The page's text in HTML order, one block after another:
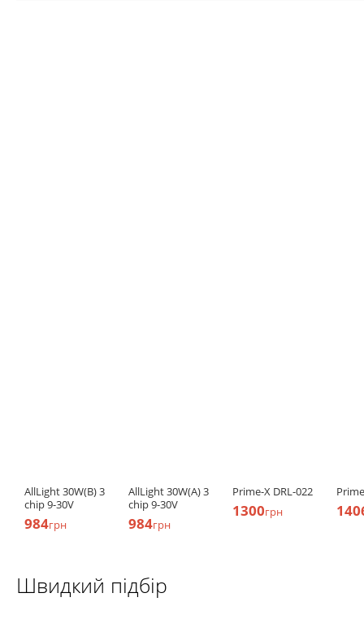
AllLight 30W(B) 3
chip 9-30V
984грн
AllLight 30W(A) 3
chip 9-30V
984грн
Prime-X DRL-022
1300грн
Швидкий підбір